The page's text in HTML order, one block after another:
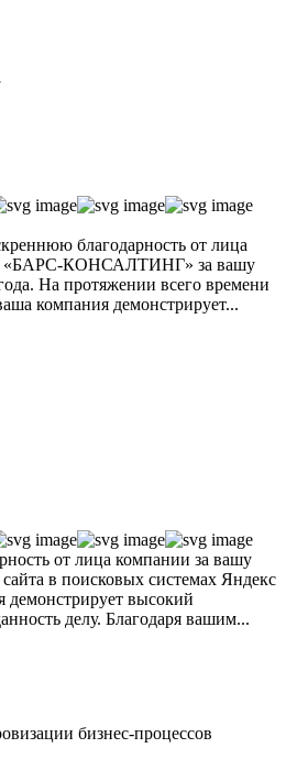
благодарность от лица
КОНСАЛТИНГ» за вашу
На протяжении всего времени
компания демонстрирует...
от лица компании за вашу
в поисковых системах Яндекс
высокий
делу. Благодаря вашим...
бизнес-процессов